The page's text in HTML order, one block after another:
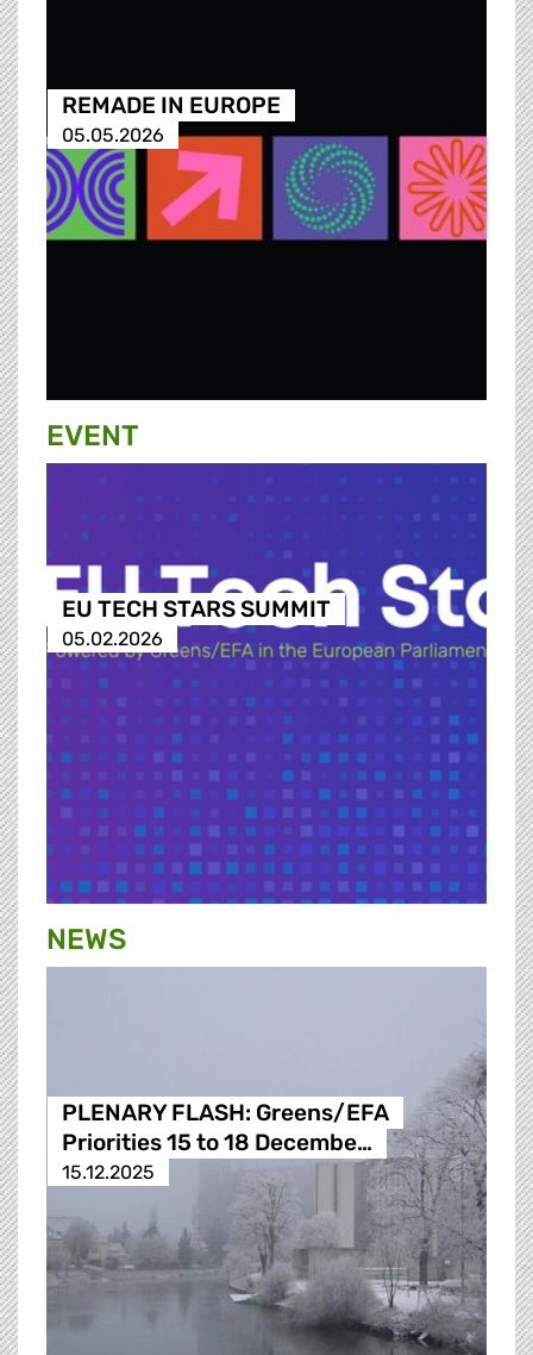
REMADE IN EUROPE
05.05.2026
EVENT
EU TECH STARS SUMMIT
05.02.2026
NEWS
PLENARY FLASH: Greens/EFA
Priorities 15 to 18 Decembe…
15.12.2025